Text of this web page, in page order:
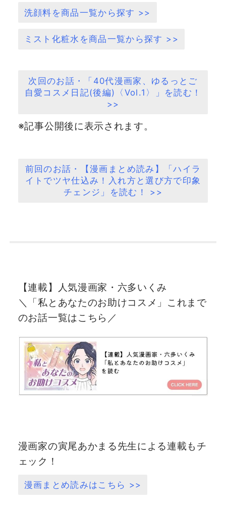
洗顔料を商品一覧から探す >>
ミスト化粧水を商品一覧から探す >>
次回のお話・「40代漫画家、ゆるっとご
自愛コスメ日記(後編)〈Vol.1〉」を読む！
>>
※記事公開後に表示されます。
前回のお話・【漫画まとめ読み】「ハイラ
イトでツヤ仕込み！入れ方と選び方で印象
チェンジ」を読む！ >>
【連載】人気漫画家・六多いくみ
＼「私とあなたのお助けコスメ」これまで
のお話一覧はこちら／
漫画家の寅尾あかまる先生による連載もチ
ェック！
漫画まとめ読みはこちら >>